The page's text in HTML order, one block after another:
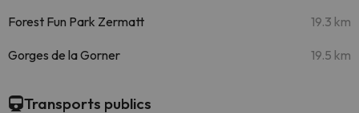
Forest Fun Park Zermatt 19.3 km
Gorges de la Gorner 19.5 km
Transports publics